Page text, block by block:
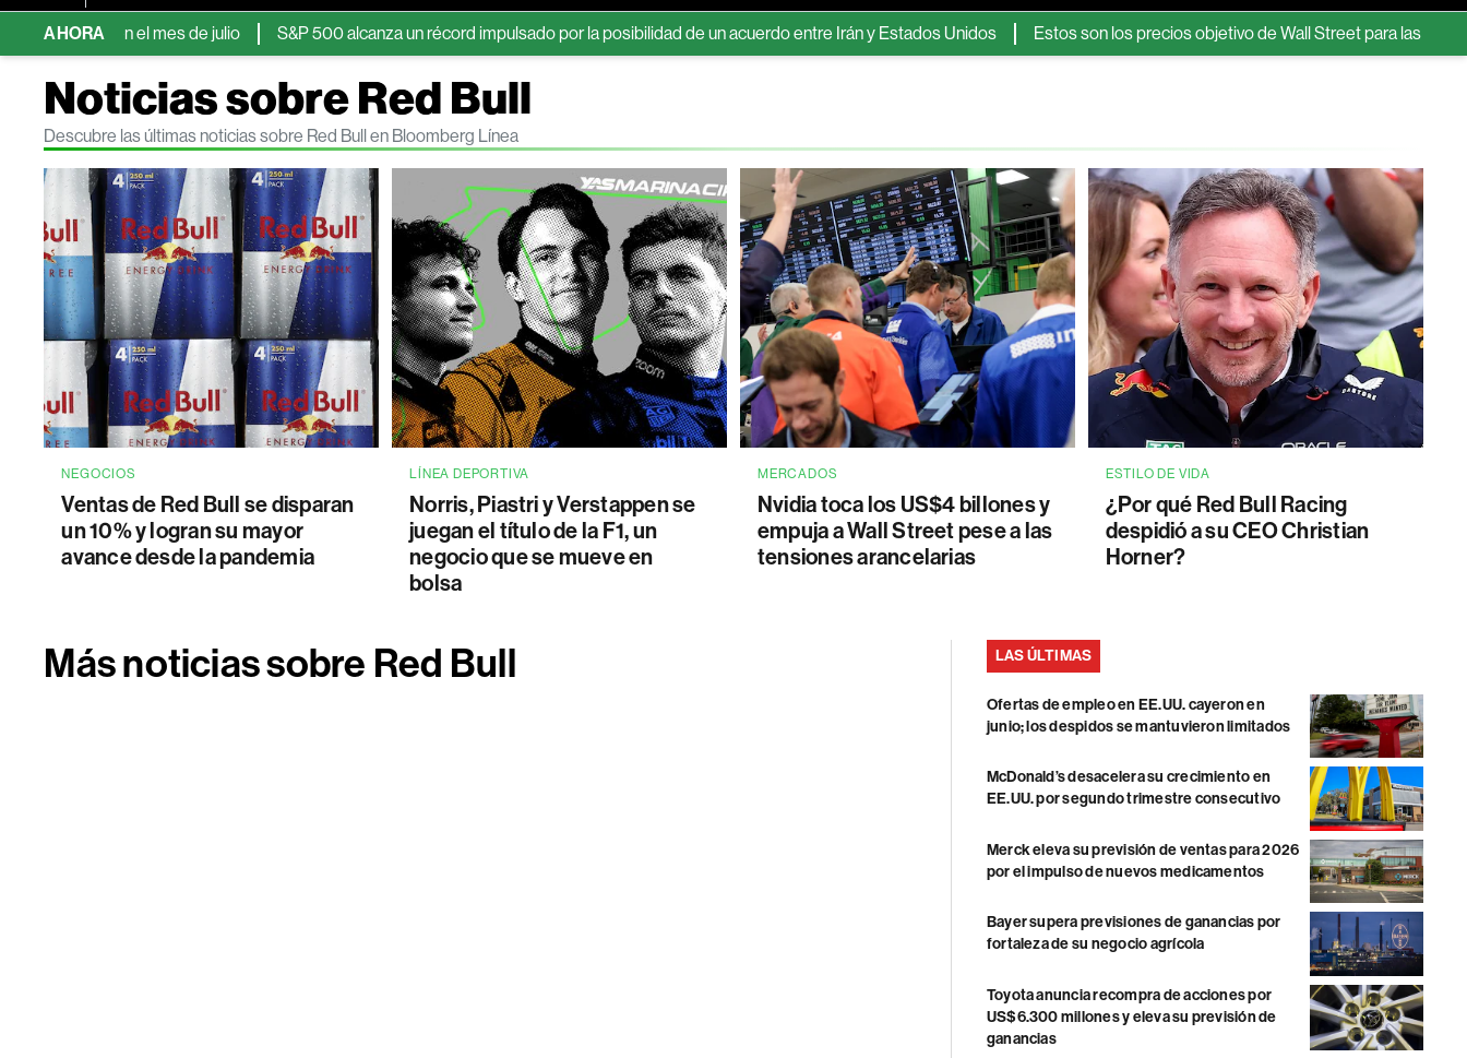
AHORA
en el mes de julio S&P 500 alcanza un récord impulsado por la posibilidad de un acuerdo entre Irán y Estados Unidos Estos son los precios objetivo de Wall Street para las acciones de
Noticias sobre Red Bull
Descubre las últimas noticias sobre Red Bull en Bloomberg Línea
NEGOCIOS
Ventas de Red Bull se disparan
un 10% y logran su mayor
avance desde la pandemia
LÍNEA DEPORTIVA
Norris, Piastri y Verstappen se
juegan el título de la F1, un
negocio que se mueve en
bolsa
MERCADOS
Nvidia toca los US$4 billones y
empuja a Wall Street pese a las
tensiones arancelarias
ESTILO DE VIDA
¿Por qué Red Bull Racing
despidió a su CEO Christian
Horner?
Más noticias sobre Red Bull LAS ÚLTIMAS
Ofertas de empleo en EE.UU. cayeron en
junio; los despidos se mantuvieron limitados
McDonald’s desacelera su crecimiento en
EE.UU. por segundo trimestre consecutivo
Merck eleva su previsión de ventas para 2026
por el impulso de nuevos medicamentos
Bayer supera previsiones de ganancias por
fortaleza de su negocio agrícola
Toyota anuncia recompra de acciones por
US$6.300 millones y eleva su previsión de
ganancias